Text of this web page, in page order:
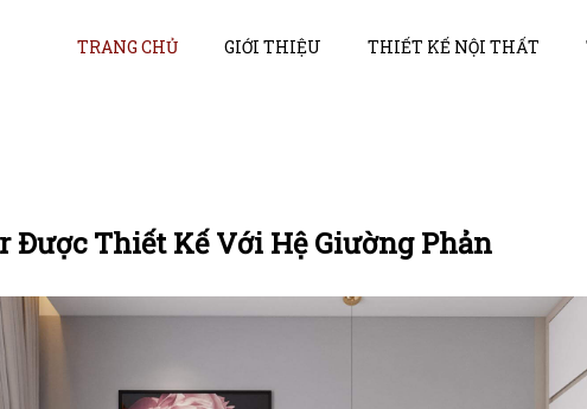
TRANG CHỦ GIỚI THIỆU THIẾT KẾ NỘI THẤT
Được Thiết Kế Với Hệ Giường Phản